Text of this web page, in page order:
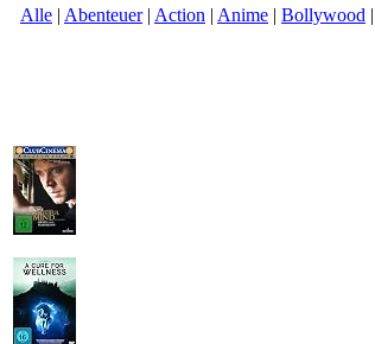
Alle | Abenteuer| Action | Anime | Bollywood |